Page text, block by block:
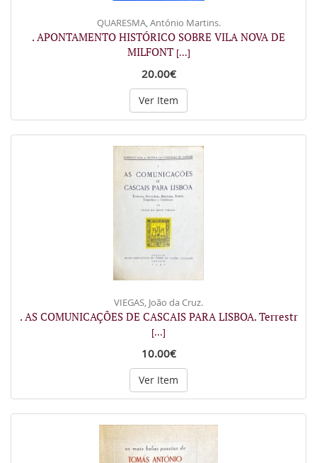
QUARESMA, António Martins.
. APONTAMENTO HISTÓRICO SOBRE VILA NOVA DE
MILFONT [...]
20.00€
Ver Item
VIEGAS, João da Cruz.
. AS COMUNICAÇÕES DE CASCAIS PARA LISBOA. Terrestr
[...]
10.00€
Ver Item